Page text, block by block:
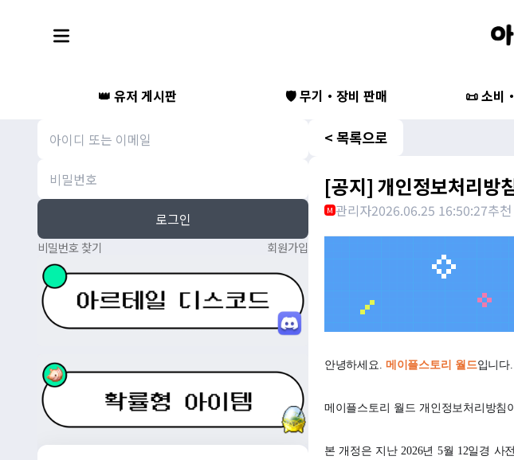
👑 유저 게시판 🛡️ 무기・장비 판매 📜 소비
로그인
비밀번호 찾기 회원가입
< 목록으로
[공지] 개인정보처리방
M 관리자2026.06.25 16:50:27추
안녕하세요.메이플스토리 월드입니다.
메이플스토리 월드 개인정보처리방침
본 개정은 지난 2026년 5월 12일경 사